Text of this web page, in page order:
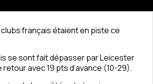
français étaient en piste ce
se sont fait dépasser par Leicester
retour avec 19 pts d’avance (10-29).